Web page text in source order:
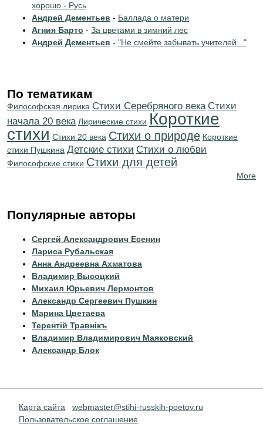
хорошо - Русь
Андрей Дементьев - Баллада о матери
Агния Барто - За цветами в зимний лес
Андрей Дементьев - "Не смейте забывать учителей..."
По тематикам
Философская лирика Cтихи Серебряного века Cтихи
начала 20 века Лирические стихи Короткие
стихи Стихи 20 века Стихи о природе Короткие
стихи Пушкина Детские стихи Стихи о любви
Философские стихи Стихи для детей
More
Популярные авторы
Сергей Александрович Есенин
Лариса Рубальская
Анна Андреевна Ахматова
Владимир Высоцкий
Михаил Юрьевич Лермонтов
Александр Сергеевич Пушкин
Марина Цветаева
Терентiй Травнiкъ
Владимир Владимирович Маяковский
Александр Блок
Карта сайта
webmaster@stihi-russkih-poetov.ru
Пользовательское соглашение